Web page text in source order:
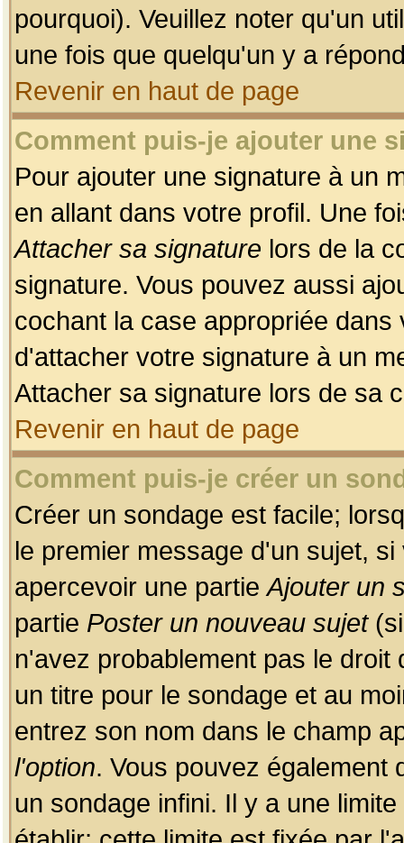
pourquoi). Veuillez noter qu'un
une fois que quelqu'un y a
Revenir en haut de page
Comment puis-je ajouter une
Pour ajouter une signature à un
en allant dans votre profil. Une
Attacher sa signature lors de la
signature. Vous pouvez aussi
cochant la case appropriée
d'attacher votre signature à un
Attacher sa signature lors de sa
Revenir en haut de page
Comment puis-je créer un
Créer un sondage est facile;
le premier message d'un sujet,
apercevoir une partieAjouter un
partie Poster un nouveau sujet(si
n'avez probablement pas le
un titre pour le sondage et au
entrez son nom dans le champ
l'option. Vous pouvez également
un sondage infini. Il y a une